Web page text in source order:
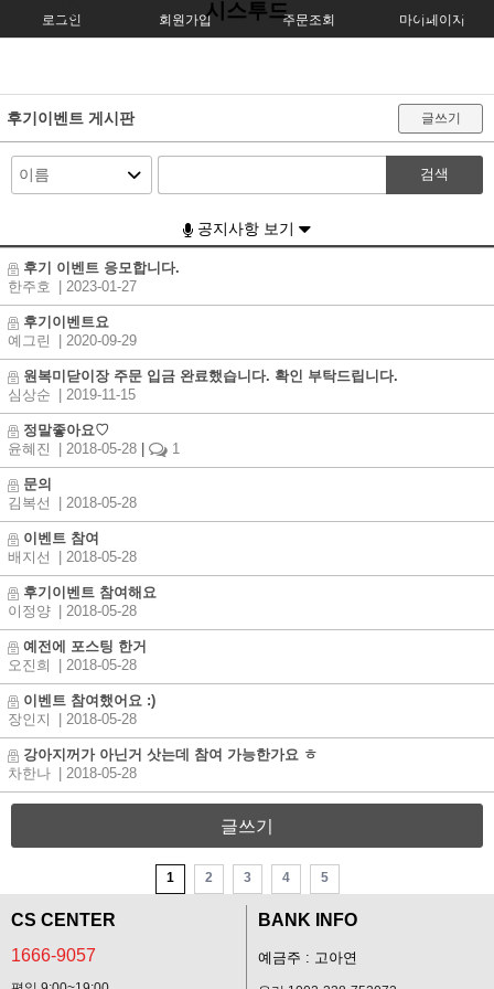
로그인 회원가입 주문조회 마이페이지
시스투드
후기이벤트 게시판 글쓰기
검색
공지사항 보기
후기 이벤트 응모합니다.
한주호
| 2023-01-27
후기이벤트요
예그린
| 2020-09-29
원복미닫이장 주문 입금 완료했습니다. 확인 부탁드립니다.
심상순
| 2019-11-15
정말좋아요♡
윤혜진
| 2018-05-28 1
문의
김복선
| 2018-05-28
이벤트 참여
배지선
| 2018-05-28
후기이벤트 참여해요
이정양
| 2018-05-28
예전에 포스팅 한거
오진희
| 2018-05-28
이벤트 참여했어요 :)
장인지
| 2018-05-28
강아지꺼가 아닌거 삿는데 참여 가능한가요 ㅎ
차한나
| 2018-05-28
글쓰기
1 2 3 4 5
CS CENTER
1666-9057
BANK INFO
예금주 : 고아연